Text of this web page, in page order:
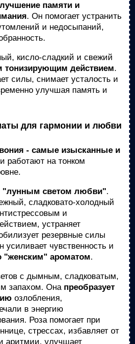
памяти и
. Он помогает устранить
и недосыпаний,
кисло-сладкий и свежий
тонизирующим действием.
силы, снимает усталость и
улучшая память и
для гармонии и любви
- самые изысканные и
работают на тонком
"лунным светом любви".
сладковато-холодный
и
устраняет
резервные силы
чувственность и
"женским" ароматом.
с дымным, сладковатым,
запахом. Она преобразует
озлобления,
в энергию
Роза помогает при
стрессах, избавляет от
аритмии, улучшает